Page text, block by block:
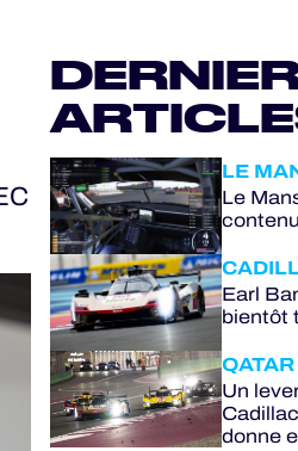
LE
Le
Earl
bientôt
QATAR
Un
donne